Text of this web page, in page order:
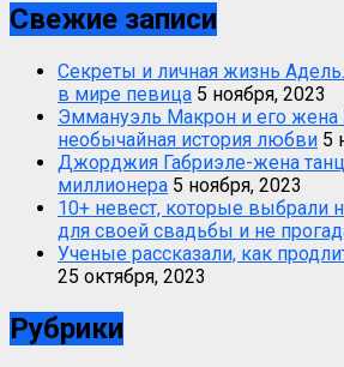
Свежие записи
Секреты и личная жизнь
в мире певица 5 ноября, 2023
Эммануэль Макрон и его жена
необычайная история любви 5
Джорджия Габриэле-жена
миллионера 5 ноября, 2023
10+ невест, которые выбрали
для своей свадьбы и не
Ученые рассказали, как
25 октября, 2023
Рубрики